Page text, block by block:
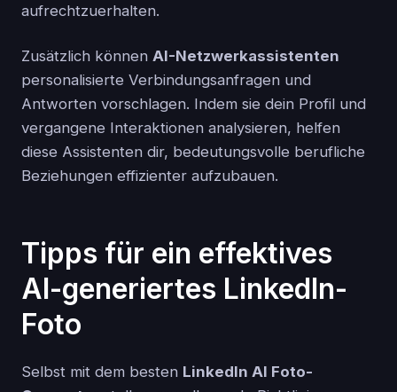
aufrechtzuerhalten.
Zusätzlich können AI-Netzwerkassistenten
personalisierte Verbindungsanfragen und
Antworten vorschlagen. Indem sie dein Profil und
vergangene Interaktionen analysieren, helfen
diese Assistenten dir, bedeutungsvolle berufliche
Beziehungen effizienter aufzubauen.
Tipps für ein effektives
AI-generiertes LinkedIn-
Foto
Selbst mit dem besten LinkedIn AI Foto-